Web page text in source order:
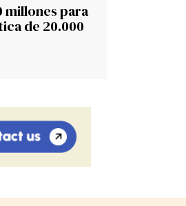
millones para
de 20.000